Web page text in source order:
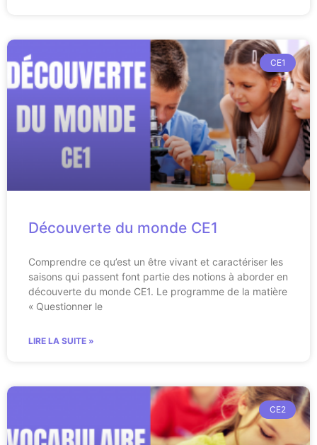
CE1
Découverte du monde CE1
Comprendre ce qu’est un être vivant et caractériser les
saisons qui passent font partie des notions à aborder en
découverte du monde CE1. Le programme de la matière
« Questionner le
LIRE LA SUITE »
CE2